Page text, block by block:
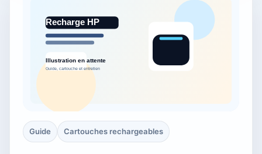
Guide Cartouches rechargeables